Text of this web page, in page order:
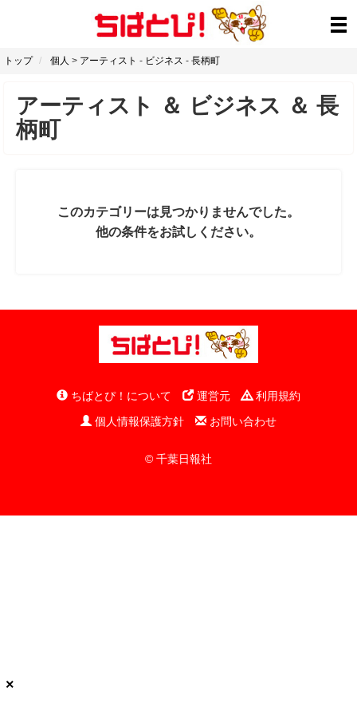
トップ 個人 > アーティスト - ビジネス - 長柄町
アーティスト ＆ ビジネス ＆ 長
柄町
このカテゴリーは見つかりませんでした。
他の条件をお試しください。
ちばとぴ！について 運営元
利用規約
個人情報保護方針
お問い合わせ
© 千葉日報社
×